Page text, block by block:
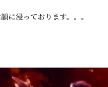
に浸っております。。。